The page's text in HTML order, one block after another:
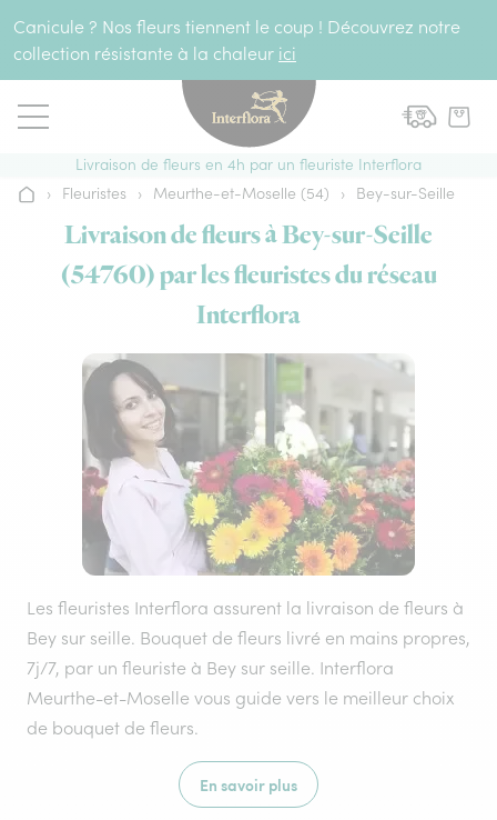
Canicule ? Nos fleurs tiennent le coup ! Découvrez notre
collection résistante à la chaleur ici
Livraison de fleurs en 4h par un fleuriste Interflora
Accueil
› Fleuristes › Meurthe-et-Moselle (54) › Bey-sur-Seille
Livraison de fleurs à Bey-sur-Seille
(54760) par les fleuristes du réseau
Interflora
Les fleuristes Interflora assurent la livraison de fleurs à
Bey sur seille. Bouquet de fleurs livré en mains propres,
7j/7, par un fleuriste à Bey sur seille. Interflora
Meurthe-et-Moselle vous guide vers le meilleur choix
de bouquet de fleurs.
En savoir plus